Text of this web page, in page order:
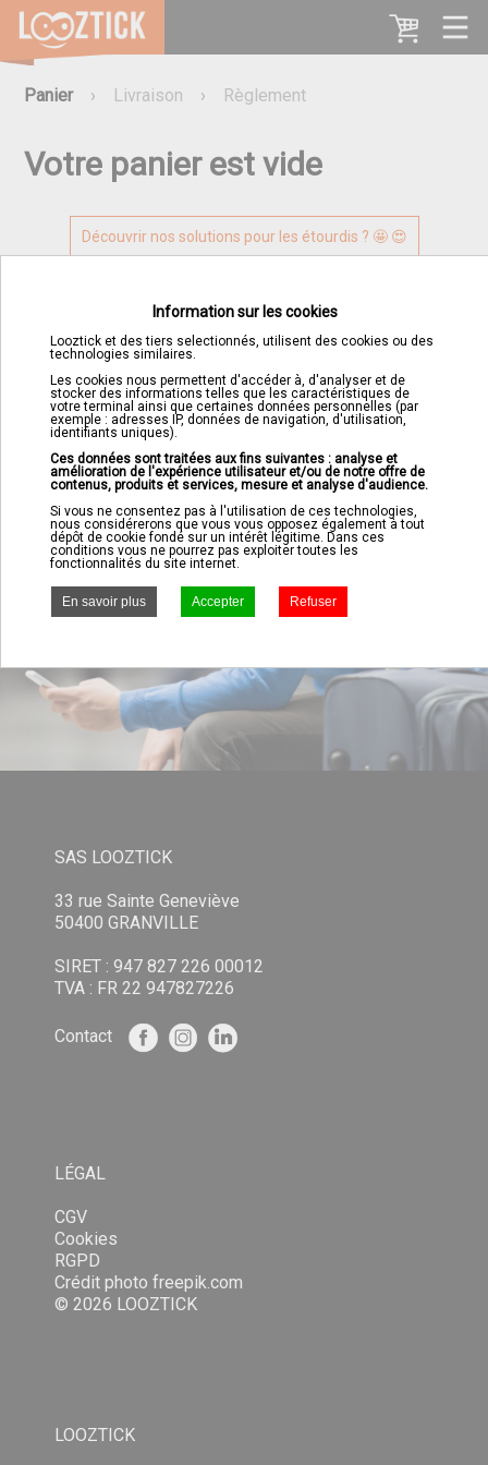
Panier› Livraison › Règlement
Votre panier est vide
Découvrir nos solutions pour les étourdis ? 🤩 😍
Les frais de port sont offerts à partir du 3ème article.
SAS LOOZTICK
33 rue Sainte Geneviève
50400 GRANVILLE
SIRET : 947 827 226 00012
TVA : FR 22 947827226
Contact
LÉGAL
CGV
Cookies
RGPD
Crédit photo freepik.com
© 2026 LOOZTICK
LOOZTICK
Information sur les cookies
Looztick et des tiers selectionnés, utilisent des cookies ou des
technologies similaires.
Les cookies nous permettent d'accéder à, d'analyser et de
stocker des informations telles que les caractéristiques de
votre terminal ainsi que certaines données personnelles (par
exemple : adresses IP, données de navigation, d'utilisation,
identifiants uniques).
Ces données sont traitées aux fins suivantes : analyse et
amélioration de l'expérience utilisateur et/ou de notre offre de
contenus, produits et services, mesure et analyse d'audience.
Si vous ne consentez pas à l'utilisation de ces technologies,
nous considérerons que vous vous opposez également à tout
dépôt de cookie fondé sur un intérêt légitime. Dans ces
conditions vous ne pourrez pas exploiter toutes les
fonctionnalités du site internet.